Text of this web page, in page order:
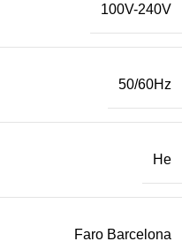
100V-240V
50/60Hz
Не
Faro Barcelona